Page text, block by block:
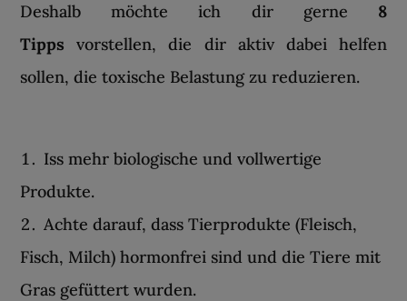
Deshalb möchte ich dir gerne 8
Tippsvorstellen, die dir aktiv dabei helfen
sollen, die toxische Belastung zu reduzieren.
Iss mehr biologische und vollwertige
Produkte.
Achte darauf, dass Tierprodukte (Fleisch,
Fisch, Milch) hormonfrei sind und die Tiere mit
Gras gefüttert wurden.